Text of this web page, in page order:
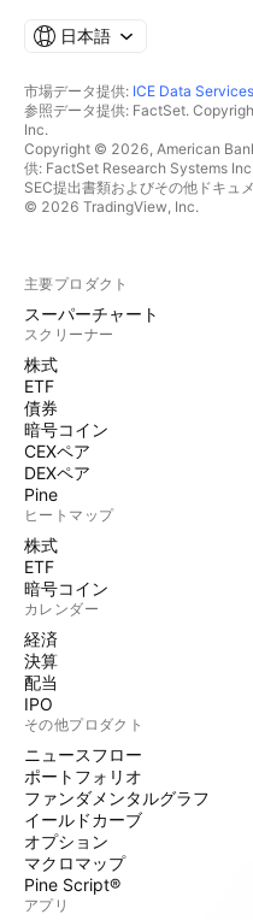
日本語
市場データ提供: ICE Data Services
参照データ提供: FactSet.
Inc.
Copyright © 2026, American
供: FactSet Research Systems
SEC提出書類およびその他ドキュ
© 2026 TradingView, Inc.
主要プロダクト
スーパーチャート
スクリーナー
株式
ETF
債券
暗号コイン
CEXペア
DEXペア
Pine
ヒートマップ
株式
ETF
暗号コイン
カレンダー
経済
決算
配当
IPO
その他プロダクト
ニュースフロー
ポートフォリオ
ファンダメンタルグラフ
イールドカーブ
オプション
マクロマップ
Pine Script®
アプリ